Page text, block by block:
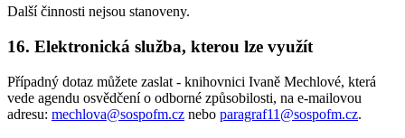
Další činnosti nejsou stanoveny.
16. Elektronická služba, kterou lze využít
Případný dotaz můžete zaslat - knihovnici Ivaně Mechlové, která
vede agendu osvědčení o odborné způsobilosti, na e-mailovou
adresu: mechlova@sospofm.cz nebo paragraf11@sospofm.cz.